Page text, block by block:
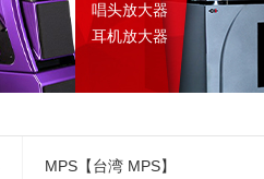
唱头放大器
耳机放大器
MPS【台湾 MPS】